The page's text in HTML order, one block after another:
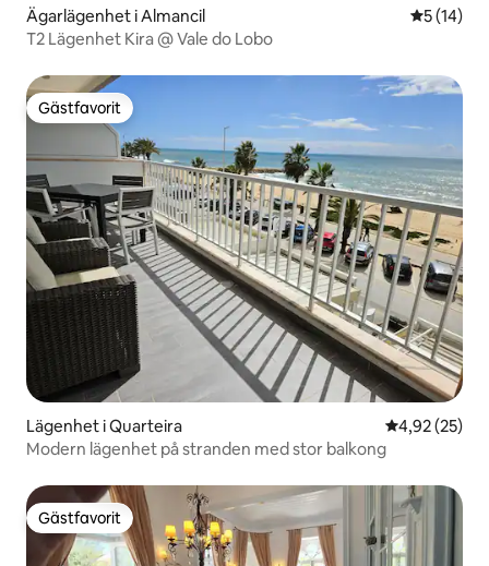
Ägarlägenhet i Almancil 5 av 5 i
5 (14)
T2 Lägenhet Kira @ Vale do Lobo
Gästfavorit
Gästfavorit
Lägenhet i Quarteira 4,92 av 5 i
4,92 (25)
Modern lägenhet på stranden med stor balkong
Gästfavorit
Gästfavorit